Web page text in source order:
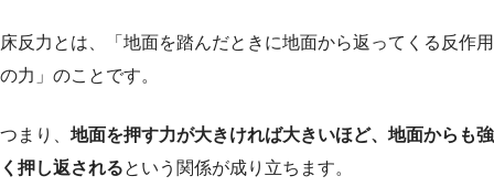
床反力とは、「地面を踏んだときに地面から返ってくる反作用
の力」のことです。
つまり、 地面を押す力が大きければ大きいほど、地面からも強
く押し返されるという関係が成り立ちます。